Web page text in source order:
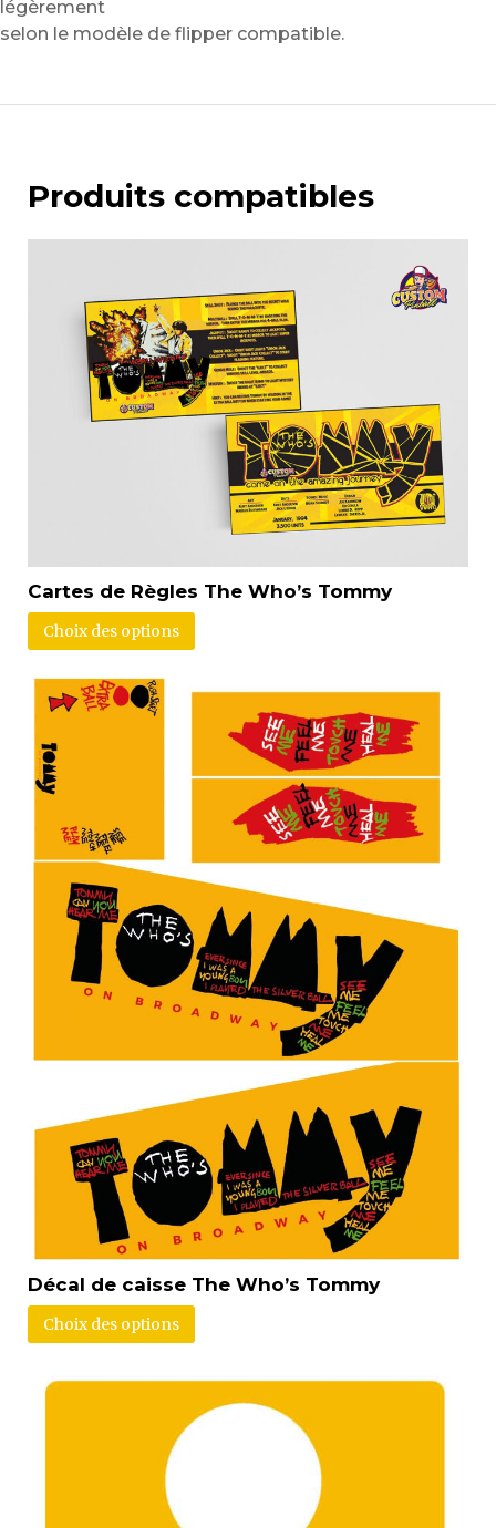
légèrement
selon le modèle de flipper compatible.
Produits compatibles
Cartes de Règles The Who’s Tommy
Choix des options
Décal de caisse The Who’s Tommy
Choix des options